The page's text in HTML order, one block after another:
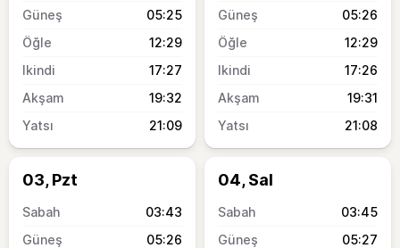
05:25
12:29
17:27
19:32
21:09
05:26
12:29
17:26
19:31
21:08
03, Pzt
03:43
05:26
04, Sal
03:45
05:27